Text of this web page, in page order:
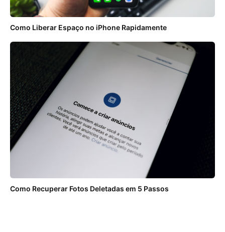
Como Liberar Espaço no iPhone Rapidamente
Como Recuperar Fotos Deletadas em 5 Passos